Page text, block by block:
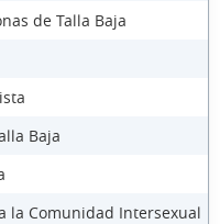
de Talla Baja
Baja
la Comunidad Intersexual